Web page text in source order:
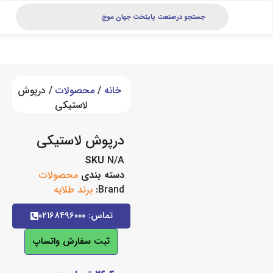
محصولات/ درپوش
درپوش لاستیکی
محصولات
برند طلایه
ثبت سفارش واتساپ